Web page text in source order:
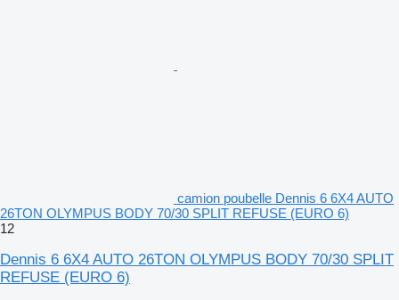
camion poubelle Dennis 6 6X4 AUTO
26TON OLYMPUS BODY 70/30 SPLIT REFUSE (EURO 6)
12
Dennis 6 6X4 AUTO 26TON OLYMPUS BODY 70/30 SPLIT
REFUSE (EURO 6)